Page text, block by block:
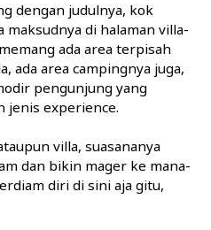
dengan judulnya, kok
maksudnya di halaman villa-
ada area terpisah
ada area campingnya juga,
pengunjung yang
jenis experience.
villa, suasananya
dan bikin mager ke mana-
diri di sini aja gitu,